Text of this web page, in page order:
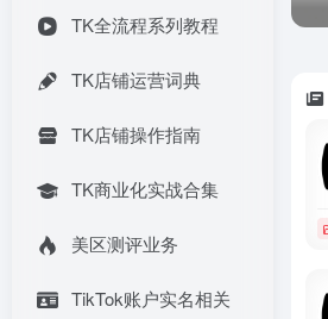
TK全流程系列教程
TK店铺运营词典
TK店铺操作指南
TK商业化实战合集
美区测评业务
TikTok账户实名相关